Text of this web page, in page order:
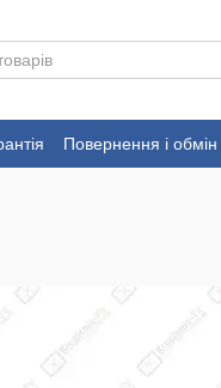
Повернення і обмін